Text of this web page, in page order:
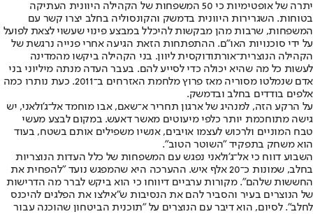
יתרה של אופטימיות כי 50 המשפחות של הקהילה היוונית העתיקה
בטוחות. השגרירות היוונית בדמשק והקונסוליה בחלב יצרו קשר עם
המשפחות, שרבות מהן מבקשות להיכלל במבצע פינוי שעשוי לצאת לפועל
על ידי סוכנויות האו"ם. ההתפתחות הזאת הגיעה אחרי פנייה נרגשת של
הקהילה הנוצרית־אורתודוקסית ליוון. בני הקהילה ביקשו מהמדינה
לעשות כל מה שהיא יכולה כדי לסייע להם. בעבר העדה מנתה מיליוני בני
אדם שנמלטו מסוריה מאז פרוץ מלחמת האזרחים ב־2011. כעת נותרו כמה
אלפים בודדים בחלב ובדמשק.
על הרקע הזה, למנהיג של ארגון תחריר א־שאם, אבו מוחמד אל־ג'ולאני, יש
גישה מתוחכמת יותר כלפי מיעוטים מאשר דאעש. במקום לבצע מעשי
טבח המוניים ולרכוש לעצמו אויבים, אנשיו משפילים אותם בשטח, בעוד
הוא משחק בתפקיד "השוטר הטוב".
השבוע דווח כי אל־ג'ולאני נפגש עם המשפחות של כלל העדות הנוצריות
בחלב, שמונות כ־20 אלף איש. ההערכה היא שהמפגש נועד "להפחית את
החששות שלהם". מקורות ערביים דיווחו כי הוא ביקש לברר מה הדרישות
של הנוצרים בעיר והסביר להם את הנסיבות ש"אילצו את הפלגים להיכנס
לחלב". לסיום, הוא דיבר עם הנוצרים על "תוכנית הביטחון שהוכנה עבור